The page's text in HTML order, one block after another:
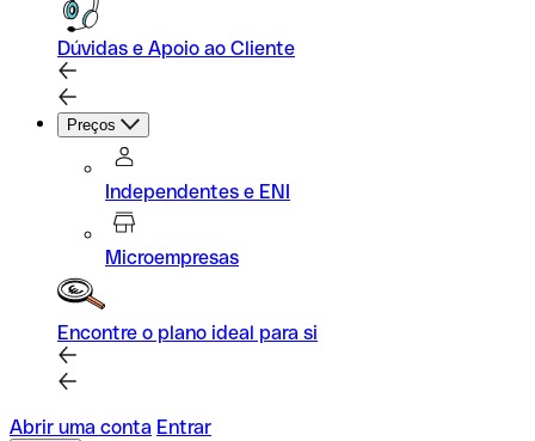
Dúvidas e Apoio ao Cliente
Preços
Independentes e ENI
Microempresas
Encontre o plano ideal para si
Abrir uma conta Entrar